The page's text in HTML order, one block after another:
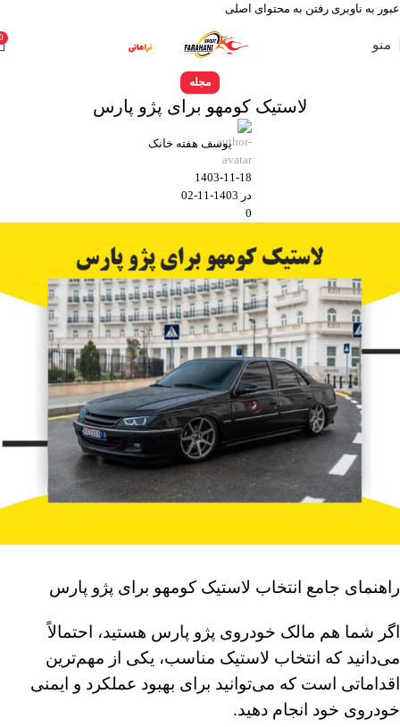
عبور به ناوبری رفتن به محتوای اصلی
منو
مجله
لاستیک کومهو برای پژو پارس
يوسف هفته خانک
1403-11-18
در 1403-11-02
0
راهنمای جامع انتخاب لاستیک کومهو برای پژو پارس
اگر شما هم مالک خودروی پژو پارس هستید، احتمالاً
می‌دانید که انتخاب لاستیک مناسب، یکی از مهم‌ترین
اقداماتی است که می‌توانید برای بهبود عملکرد و ایمنی
خودروی خود انجام دهید.